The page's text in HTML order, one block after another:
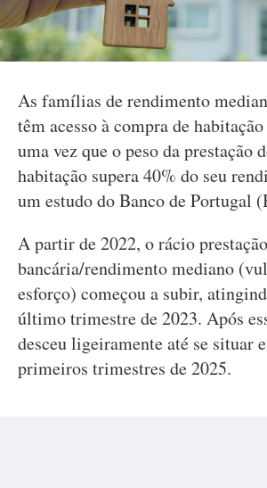
As famílias de rendimento
têm acesso à compra de
uma vez que o peso da prestação
habitação supera 40% do seu
um estudo do Banco de Portugal
A partir de 2022, o rácio prestação
bancária/rendimento mediano
esforço) começou a subir,
último trimestre de 2023. Após
desceu ligeiramente até se situar
primeiros trimestres de 2025.